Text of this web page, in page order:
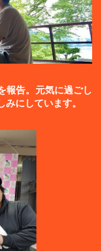
報告。元気に過ごし
にしています。